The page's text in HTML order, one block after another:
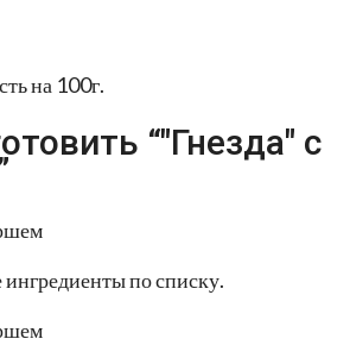
на 100г.
“"Гнезда" с
ингредиенты по списку.